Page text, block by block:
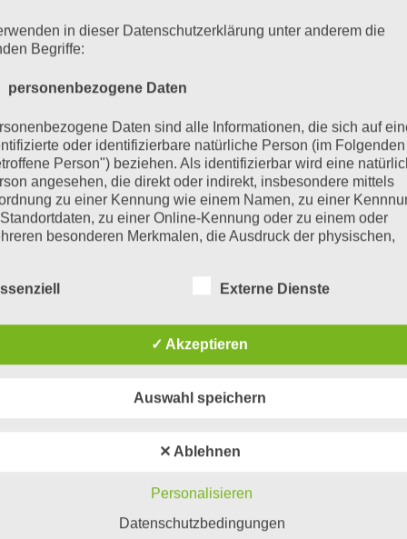
veröffentlicht.Erforderliche Felder sind mit*markiert
in dieser Datenschutzerklärung unter anderem die
Begriffe:
Daten
Daten sind alle Informationen, die sich auf
oder identifizierbare natürliche Person (im Folgenden
Person") beziehen. Als identifizierbar wird eine
angesehen, die direkt oder indirekt, insbesondere mittels
zu einer Kennung wie einem Namen, zu einer
zu einer Online-Kennung oder zu einem oder
besonderen Merkmalen, die Ausdruck der physischen,
kann.
Person
Person ist jede identifizierte oder identifizierbare
verarbeitet werden.
Vorgang oder jede solche Vorgangsreihe im
mit personenbezogenen Daten wie das Erheben,
Externe Dienste
✓ Akzeptieren
Auswahl speichern
✕ Ablehnen
Personalisieren
Datenschutzbedingungen